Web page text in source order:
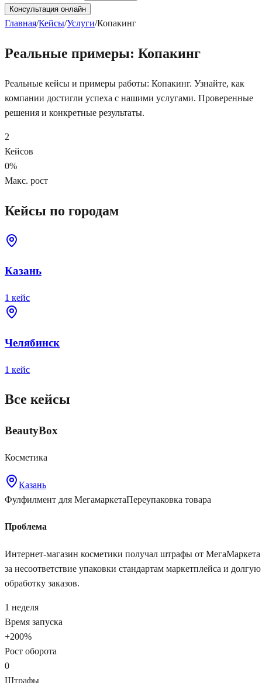
Консультация онлайн
Главная/Кейсы/Услуги/Копакинг
Реальные примеры: Копакинг
Реальные кейсы и примеры работы: Копакинг. Узнайте, как
компании достигли успеха с нашими услугами. Проверенные
решения и конкретные результаты.
2
Кейсов
0%
Макс. рост
Кейсы по городам
Казань
1 кейс
Челябинск
1 кейс
Все кейсы
BeautyBox
Косметика
Казань
Фулфилмент для МегамаркетаПереупаковка товара
Проблема
Интернет-магазин косметики получал штрафы от МегаМаркета
за несоответствие упаковки стандартам маркетплейса и долгую
обработку заказов.
1 неделя
Время запуска
+200%
Рост оборота
0
Штрафы